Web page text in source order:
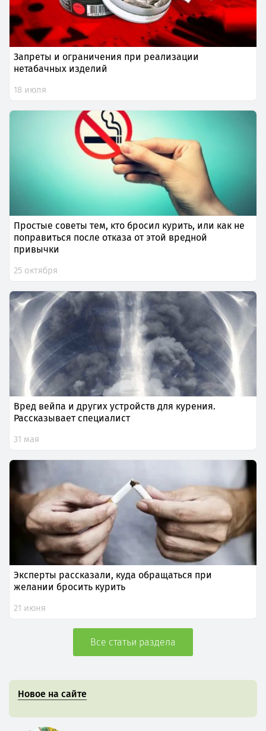
Запреты и ограничения при реализации
нетабачных изделий
18 июля
Простые советы тем, кто бросил курить, или как не
поправиться после отказа от этой вредной
привычки
25 октября
Вред вейпа и других устройств для курения.
Рассказывает специалист
31 мая
Эксперты рассказали, куда обращаться при
желании бросить курить
21 июня
Все статьи раздела
Новое на сайте